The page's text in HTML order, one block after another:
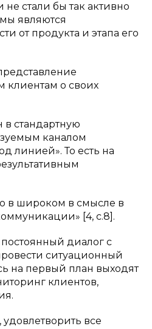
стали бы так активно
являются
от продукта и этапа его
клиентам о своих
в стандартную
каналом
линией». То есть на
в широком в смысле в
[4, c.8].
диалог с
ситуационный
на первый план выходят
клиентов,
все